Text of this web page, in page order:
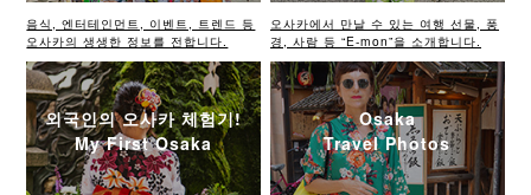
음식, 엔터테인먼트, 이벤트, 트렌드 등
오사카의 생생한 정보를 전합니다.
오사카에서 만날 수 있는 여행 선물, 풍
경, 사람 등 “E-mon”을 소개합니다.
외국인의 오사카 체험기!
My First Osaka
Osaka
Travel Photos